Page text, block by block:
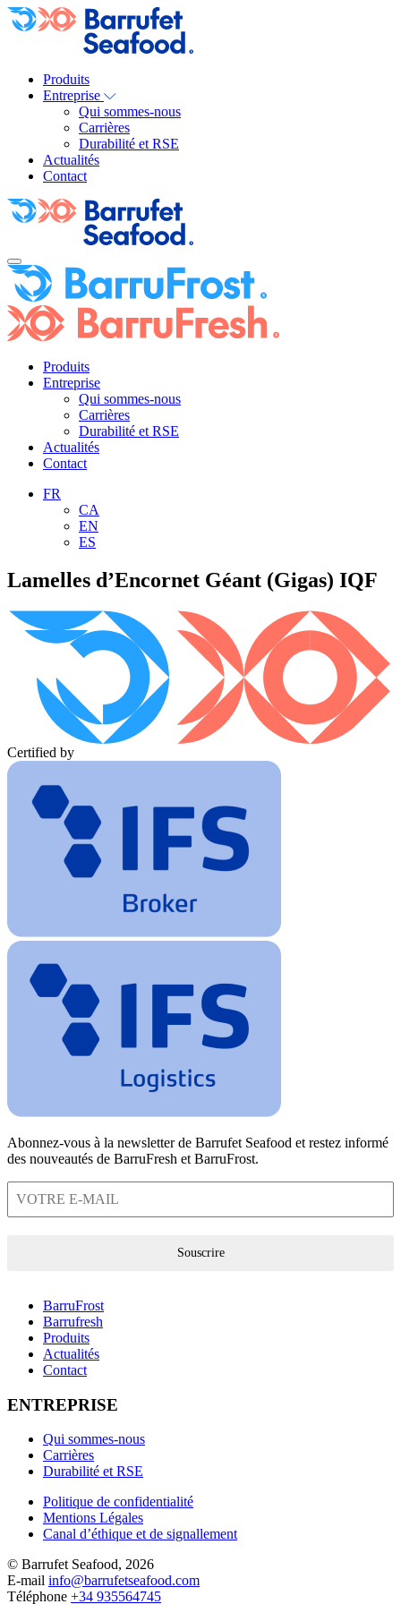
Produits
Entreprise
Qui sommes-nous
Carrières
Durabilité et RSE
Actualités
Contact
Produits
Entreprise
Qui sommes-nous
Carrières
Durabilité et RSE
Actualités
Contact
FR
CA
EN
ES
Lamelles d’Encornet Géant (Gigas) IQF
Certified by
Abonnez-vous à la newsletter de Barrufet Seafood et restez informé
des nouveautés de BarruFresh et BarruFrost.
Souscrire
BarruFrost
Barrufresh
Produits
Actualités
Contact
ENTREPRISE
Qui sommes-nous
Carrières
Durabilité et RSE
Politique de confidentialité
Mentions Légales
Canal d’éthique et de signallement
© Barrufet Seafood, 2026
E-mail info@barrufetseafood.com
Téléphone +34 935564745